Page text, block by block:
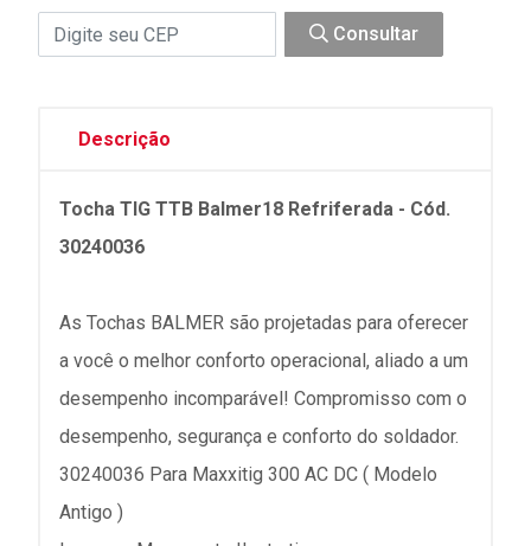
Consultar
Descrição
Tocha TIG TTB Balmer18 Refriferada - Cód.
30240036
As Tochas BALMER são projetadas para oferecer
a você o melhor conforto operacional, aliado a um
desempenho incomparável! Compromisso com o
desempenho, segurança e conforto do soldador.
30240036 Para Maxxitig 300 AC DC ( Modelo
Antigo )